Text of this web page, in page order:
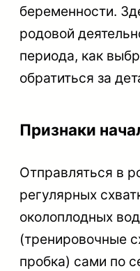
беременности.
родовой
периода, как
обратиться за
Признаки
Отправляться в
регулярных
околоплодных
(тренировочные
пробка) сами по